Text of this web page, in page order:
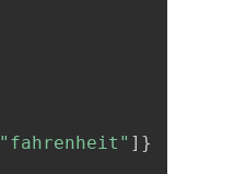
"fahrenheit" ] }